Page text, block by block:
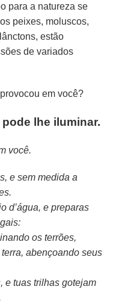
para a natureza se
peixes, moluscos,
estão
de variados
em você?
lhe iluminar.
você.
e sem medida a
d’água, e preparas
os terrões,
abençoando seus
e tuas trilhas gotejam